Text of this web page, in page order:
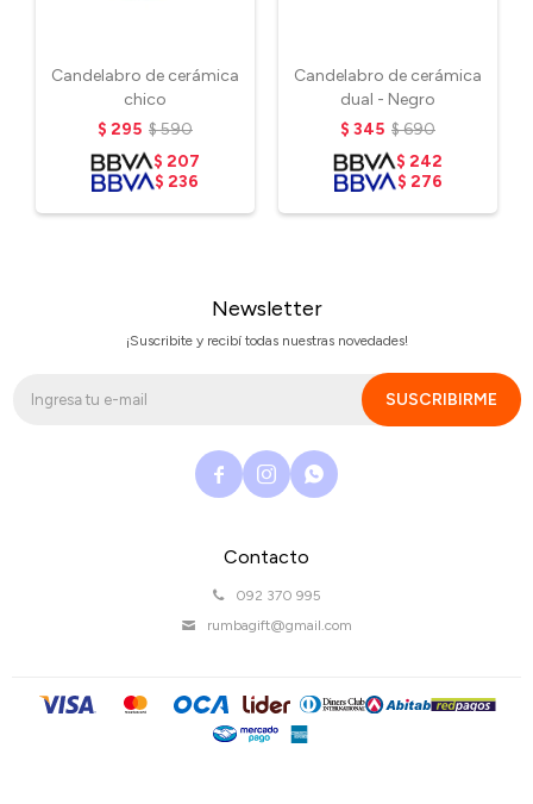
Candelabro de cerámica
chico
$ 295 $590
$ 207
$ 236
Candelabro de cerámica
dual - Negro
$ 345 $690
$ 242
$ 276
Contacto
092 370 995
rumbagift@gmail.com
Newsletter
¡Suscribite y recibí todas nuestras novedades!
SUSCRIBIRME
  